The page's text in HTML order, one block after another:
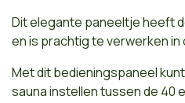
Dit elegante paneeltje heeft
en is prachtig te verwerken in
Met dit bedieningspaneel
sauna instellen tussen de 40